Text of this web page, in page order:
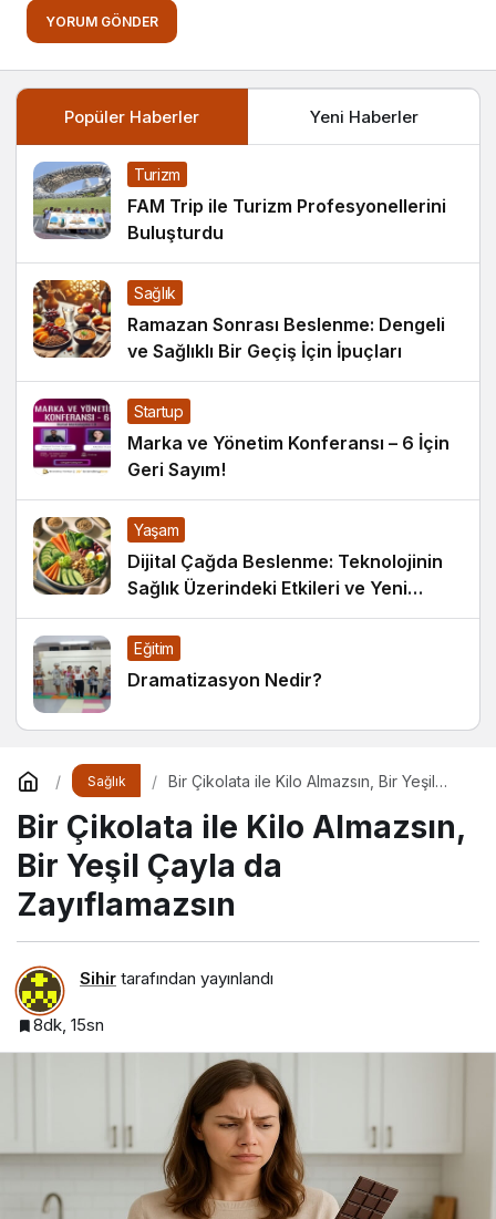
YORUM GÖNDER
Popüler Haberler Yeni Haberler
Turizm
FAM Trip ile Turizm Profesyonellerini
Buluşturdu
Sağlık
Ramazan Sonrası Beslenme: Dengeli
ve Sağlıklı Bir Geçiş İçin İpuçları
Startup
Marka ve Yönetim Konferansı – 6 İçin
Geri Sayım!
Yaşam
Dijital Çağda Beslenme: Teknolojinin
Sağlık Üzerindeki Etkileri ve Yeni
Alışkanlıklar
Eğitim
Dramatizasyon Nedir?
Sağlık
Bir Çikolata ile Kilo Almazsın, Bir Yeşil
Bir Çikolata ile Kilo Almazsın,
Bir Yeşil Çayla da
Zayıflamazsın
Sihir tarafından yayınlandı
8dk, 15sn